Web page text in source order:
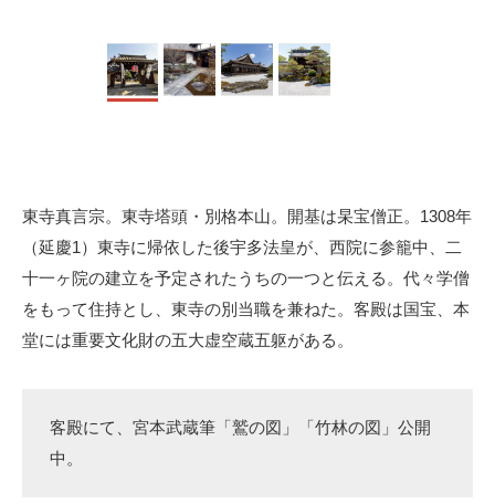
東寺真言宗。東寺塔頭・別格本山。開基は杲宝僧正。1308年
（延慶1）東寺に帰依した後宇多法皇が、西院に参籠中、二
十一ヶ院の建立を予定されたうちの一つと伝える。代々学僧
をもって住持とし、東寺の別当職を兼ねた。客殿は国宝、本
堂には重要文化財の五大虚空蔵五躯がある。
客殿にて、宮本武蔵筆「鷲の図」「竹林の図」公開
中。